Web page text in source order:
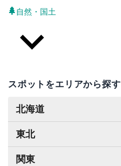
自然・国土
スポットをエリアから探す
北海道
東北
関東